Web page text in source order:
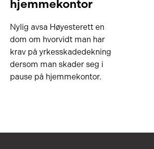
hjemmekontor
Nylig avsa Høyesterett en
dom om hvorvidt man har
krav på yrkesskadedekning
dersom man skader seg i
pause på hjemmekontor.